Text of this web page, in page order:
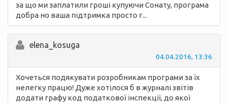
за що ми заплатили гроші купуючи Сонату, програма
добра но ваша підтримка просто г...
elena_kosuga
04.04.2016, 13:36
Хочеться подякувати розробникам програми за їх
нелегку працю! Дуже хотілося б в журналі звітів
додати графу код податкової інспекції, до якої